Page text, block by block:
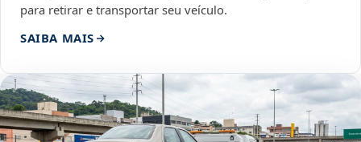
para retirar e transportar seu veículo.
SAIBA MAIS